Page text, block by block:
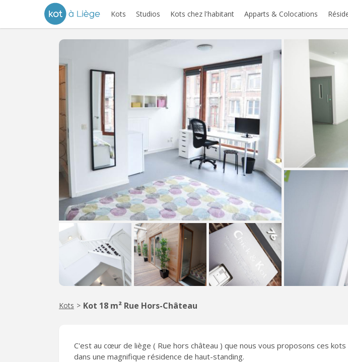
Kots Studios Kots chez l'habitant Apparts & Colocations
Kots > Kot 18 m² Rue Hors-Château
C'est au cœur de liège ( Rue hors château ) que nous vous proposons ces
dans une magnifique résidence de haut-standing.